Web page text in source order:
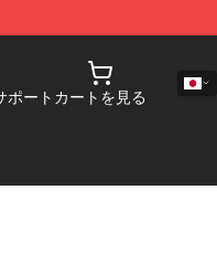
ポート カートを見る